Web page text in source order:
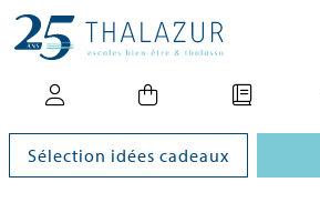
Sélection idées cadeaux